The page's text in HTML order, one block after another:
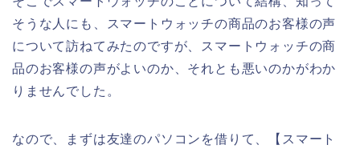
そうな人にも、スマートウォッチの商品のお客様の声
について訪ねてみたのですが、スマートウォッチの商
品のお客様の声がよいのか、それとも悪いのかがわか
りませんでした。
なので、まずは友達のパソコンを借りて、【スマート